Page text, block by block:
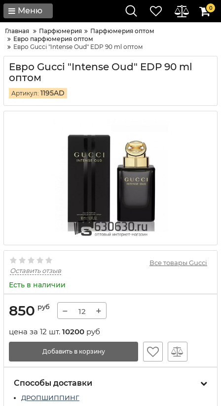
Меню 0
Главная Парфюмерия
Парфюмерия оптом
Евро парфюмерия оптом
Евро Gucci "Intense Oud" EDP 90 ml оптом
Евро Gucci "Intense Oud" EDP 90 ml
оптом
Артикул: 1195AD
Все товары Gucci
Оставить отзыв
Есть в наличии
850 руб − +
цена за 12 шт. 10200 руб
Добавить в корзину
Способы доставки
ДРОПШИППИНГ